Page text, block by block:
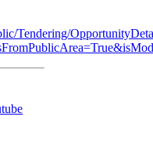
Tendering/